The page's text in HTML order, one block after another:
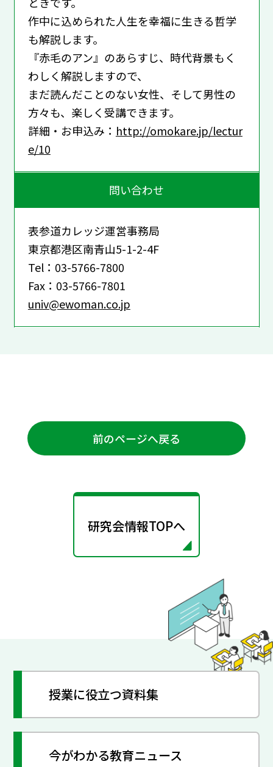
作中に込められた人生を幸福に生きる哲学
も解説します。
『赤毛のアン』のあらすじ、時代背景もく
わしく解説しますので、
まだ読んだことのない女性、そして男性の
方々も、楽しく受講できます。
詳細・お申込み： http://omokare.jp/lectur
e/10
問い合わせ
表参道カレッジ運営事務局
東京都港区南青山5-1-2-4F
Tel：03-5766-7800
Fax：03-5766-7801
univ@ewoman.co.jp
前のページへ戻る
研究会情報TOPへ
授業に役立つ資料集
今がわかる教育ニュース